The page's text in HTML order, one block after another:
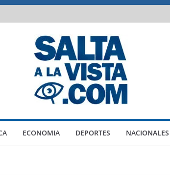
ECONOMIA DEPORTES NACIONALES